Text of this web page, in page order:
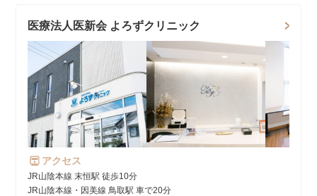
医療法人医新会 よろずクリニック
アクセス
JR山陰本線 末恒駅 徒歩10分
JR山陰本線・因美線 鳥取駅 車で20分